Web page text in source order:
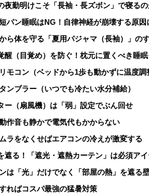
夜勤明けこそ「長袖・長ズボン」で寝る
パン睡眠はNG！自律神経が崩壊する原因
ら体を守る「夏用パジャマ（長袖）」の
醒（目覚め）を防ぐ！枕元に置くべき睡
モコン（ベッドから1歩も動かずに温度調
ンブラー（いつでも冷たい水分補給）
ー（扇風機）は「弱」設定でぶん回せ
作音も静かで電気代もかからない
ラをなくせばエアコンの冷えが激変する
遮る！「遮光・遮熱カーテン」は必須ア
は「光」だけでなく「部屋の熱」を遮る
ればコスパ最強の猛暑対策